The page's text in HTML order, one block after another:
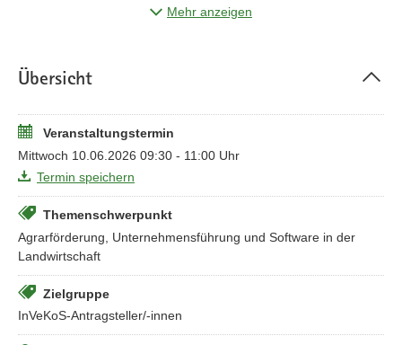
Für eine praxisnahe Vermittlung ist es außerdem hilfreich, dass
Bitte beachten Sie: Damit die Schulung stattfinden kann, ist eine
Mehr anzeigen
Übersicht
Veranstaltungstermin
Mittwoch 10.06.2026 09:30 - 11:00 Uhr
Termin speichern
Themenschwerpunkt
Agrarförderung, Unternehmensführung und Software in der
Landwirtschaft
Zielgruppe
InVeKoS-Antragsteller/-innen